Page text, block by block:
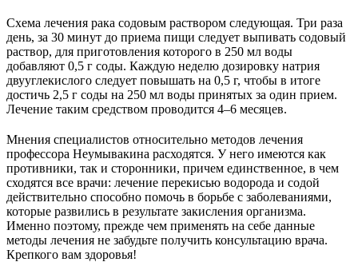
Схема лечения рака содовым раствором следующая. Три раза
день, за 30 минут до приема пищи следует выпивать содовый
раствор, для приготовления которого в 250 мл воды
добавляют 0,5 г соды. Каждую неделю дозировку натрия
двууглекислого следует повышать на 0,5 г, чтобы в итоге
достичь 2,5 г соды на 250 мл воды принятых за один прием.
Лечение таким средством проводится 4–6 месяцев.
Мнения специалистов относительно методов лечения
профессора Неумывакина расходятся. У него имеются как
противники, так и сторонники, причем единственное, в чем
сходятся все врачи: лечение перекисью водорода и содой
действительно способно помочь в борьбе с заболеваниями,
которые развились в результате закисления организма.
Именно поэтому, прежде чем применять на себе данные
методы лечения не забудьте получить консультацию врача.
Крепкого вам здоровья!